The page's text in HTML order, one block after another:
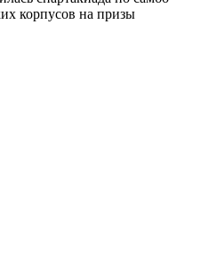
корпусов на призы